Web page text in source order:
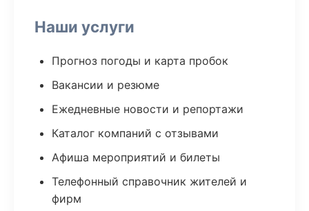
Наши услуги
Прогноз погоды и карта пробок
Вакансии и резюме
Ежедневные новости и репортажи
Каталог компаний с отзывами
Афиша мероприятий и билеты
Телефонный справочник жителей и
фирм